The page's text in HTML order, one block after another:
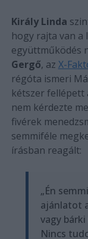
Király Linda
hogy rajta van a
együttműködés
Gergő, az X-
régóta ismeri
kétszer fellépett
nem kérdezte
fivérek
semmiféle
írásban reagált:
„Én
ajánlatot
vagy
Nincs